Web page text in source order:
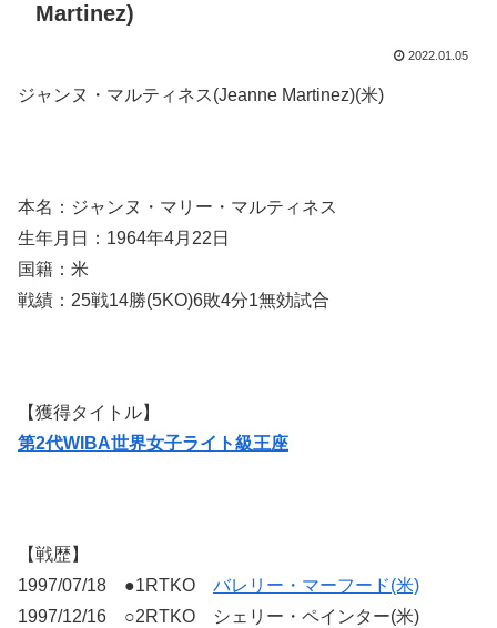
Martinez)
2022.01.05
ジャンヌ・マルティネス(Jeanne Martinez)(米)
本名：ジャンヌ・マリー・マルティネス
生年月日：1964年4月22日
国籍：米
戦績：25戦14勝(5KO)6敗4分1無効試合
【獲得タイトル】
第2代WIBA世界女子ライト級王座
【戦歴】
1997/07/18 ●1RTKO バレリー・マーフード(米)
1997/12/16 ○2RTKO シェリー・ペインター(米)